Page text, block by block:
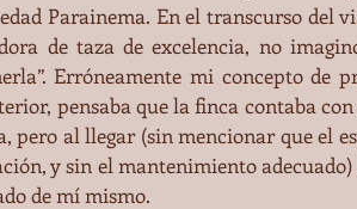
Parainema. En el transcurso del
de taza de excelencia, no
Erróneamente mi concepto de
pensaba que la finca contaba
pero al llegar (sin mencionar que el
y sin el mantenimiento
de mí mismo.